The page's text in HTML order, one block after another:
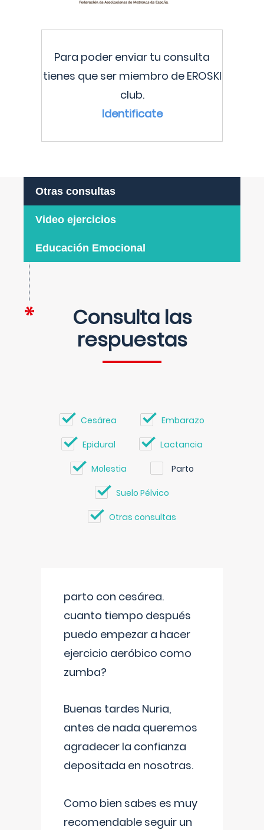
Para poder enviar tu consulta
tienes que ser miembro de EROSKI
club.
Identificate
Otras consultas
Video ejercicios
Educación Emocional
Consulta las
respuestas
Cesárea Embarazo
Epidural Lactancia
Molestia Parto
Suelo Pélvico
Otras consultas
parto con cesárea.
cuanto tiempo después
puedo empezar a hacer
ejercicio aeróbico como
zumba?
Buenas tardes Nuria,
antes de nada queremos
agradecer la confianza
depositada en nosotras.
Como bien sabes es muy
recomendable seguir un